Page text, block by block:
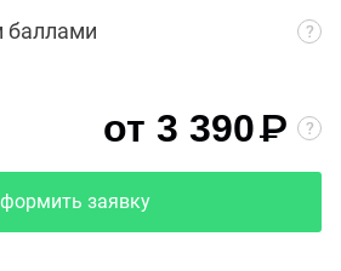
баллами
от 3 390₽
заявку